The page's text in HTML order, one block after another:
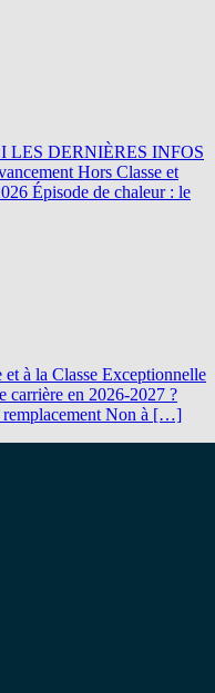
LES DERNIÈRES INFOS
Hors Classe et
Épisode de chaleur : le
et à la Classe Exceptionnelle
carrière en 2026-2027 ?
remplacement Non à […]